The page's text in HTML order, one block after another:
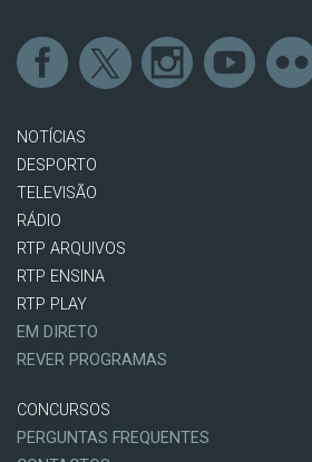
NOTÍCIAS
DESPORTO
TELEVISÃO
RÁDIO
RTP ARQUIVOS
RTP ENSINA
RTP PLAY
EM DIRETO
REVER PROGRAMAS
CONCURSOS
PERGUNTAS FREQUENTES